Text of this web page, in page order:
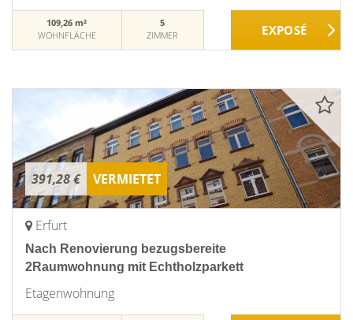
109,26 m²
WOHNFLÄCHE
5
ZIMMER
391,28 € VERMIETET
Erfurt
Nach Renovierung bezugsbereite
2Raumwohnung mit Echtholzparkett
Etagenwohnung